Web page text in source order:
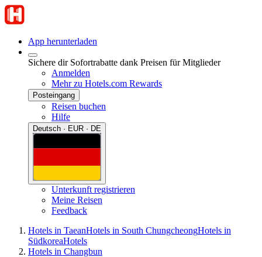
App herunterladen
Sichere dir Sofortrabatte dank Preisen für Mitglieder
Anmelden
Mehr zu Hotels.com Rewards
Posteingang
Reisen buchen
Hilfe
Deutsch · EUR · DE
Unterkunft registrieren
Meine Reisen
Feedback
Hotels in TaeanHotels in South ChungcheongHotels in
SüdkoreaHotels
Hotels in Changbun